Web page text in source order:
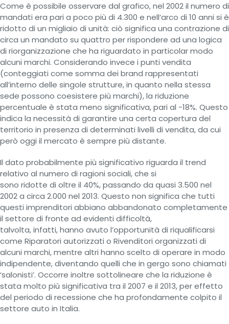
Come è possibile osservare dal grafico, nel 2002 il numero di
mandati era pari a poco più di 4.300 e nell’arco di 10 anni si è
ridotto di un migliaio di unità: ciò significa una contrazione di
circa un mandato su quattro per rispondere ad una logica
di riorganizzazione che ha riguardato in particolar modo
alcuni marchi. Considerando invece i punti vendita
(conteggiati come somma dei brand rappresentati
all’interno delle singole strutture, in quanto nella stessa
sede possono coesistere più marchi), la riduzione
percentuale è stata meno significativa, pari al -18%. Questo
indica la necessità di garantire una certa copertura del
territorio in presenza di determinati livelli di vendita, da cui
però oggi il mercato è sempre più distante.
Il dato probabilmente più significativo riguarda il trend
relativo al numero di ragioni sociali, che si
sono ridotte di oltre il 40%, passando da quasi 3.500 nel
2002 a circa 2.000 nel 2013. Questo non significa che tutti
questi imprenditori abbiano abbandonato completamente
il settore di fronte ad evidenti difficoltà,
talvolta, infatti, hanno avuto l’opportunità di riqualificarsi
come Riparatori autorizzati o Rivenditori organizzati di
alcuni marchi, mentre altri hanno scelto di operare in modo
indipendente, diventando quelli che in gergo sono chiamati
‘salonisti’. Occorre inoltre sottolineare che la riduzione è
stata molto più significativa tra il 2007 e il 2013, per effetto
del periodo di recessione che ha profondamente colpito il
settore auto in Italia.